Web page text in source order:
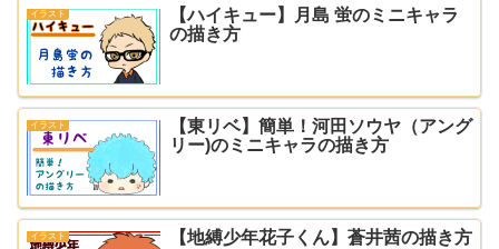
イラスト
【ハイキュー】月島 蛍のミニキャラ
の描き方
イラスト
【東リベ】簡単！河田ソウヤ（アング
リー)のミニキャラの描き方
イラスト 【地縛少年花子くん】蒼井茜の描き方